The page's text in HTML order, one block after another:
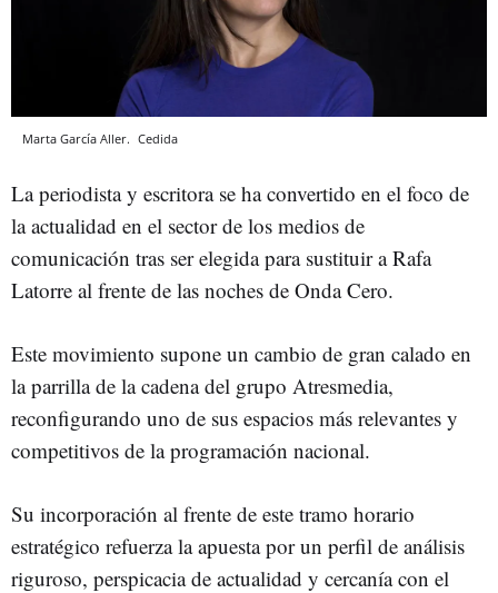
Marta García Aller. Cedida
La periodista y escritora se ha convertido en el foco de
la actualidad en el sector de los medios de
comunicación tras ser elegida para sustituir a Rafa
Latorre al frente de las noches de Onda Cero.
Este movimiento supone un cambio de gran calado en
la parrilla de la cadena del grupo Atresmedia,
reconfigurando uno de sus espacios más relevantes y
competitivos de la programación nacional.
Su incorporación al frente de este tramo horario
estratégico refuerza la apuesta por un perfil de análisis
riguroso, perspicacia de actualidad y cercanía con el